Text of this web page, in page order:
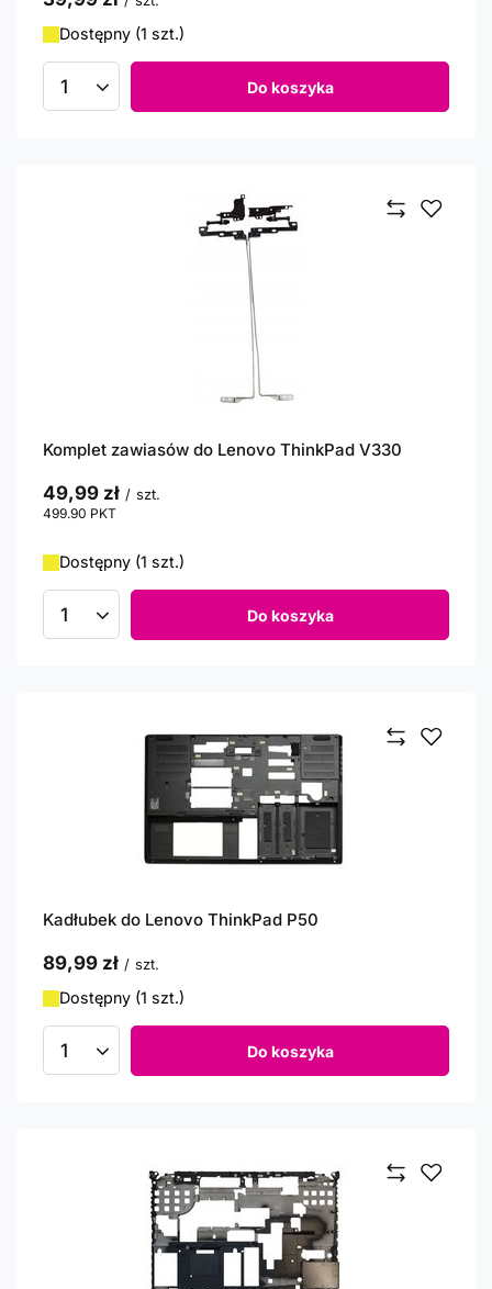
Dostępny (1 szt.)
Ilość produktów Do koszyka
Komplet zawiasów do Lenovo ThinkPad V330
49,99 zł / szt.
499.90 PKT
Dostępny (1 szt.)
Ilość produktów Do koszyka
Kadłubek do Lenovo ThinkPad P50
89,99 zł / szt.
Dostępny (1 szt.)
Ilość produktów Do koszyka